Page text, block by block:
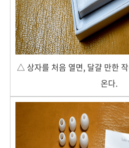
△ 상자를 처음 열면, 달걀 만한
온다.